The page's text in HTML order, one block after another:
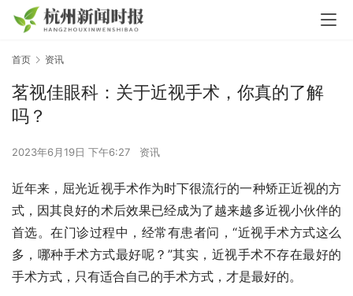
首页 资讯
茗视佳眼科：关于近视手术，你真的了解
吗？
2023年6月19日 下午6:27 资讯
近年来，屈光近视手术作为时下很流行的一种矫正近视的方
式，因其良好的术后效果已经成为了越来越多近视小伙伴的
首选。在门诊过程中，经常有患者问，“近视手术方式这么
多，哪种手术方式最好呢？”其实，近视手术不存在最好的
手术方式，只有适合自己的手术方式，才是最好的。